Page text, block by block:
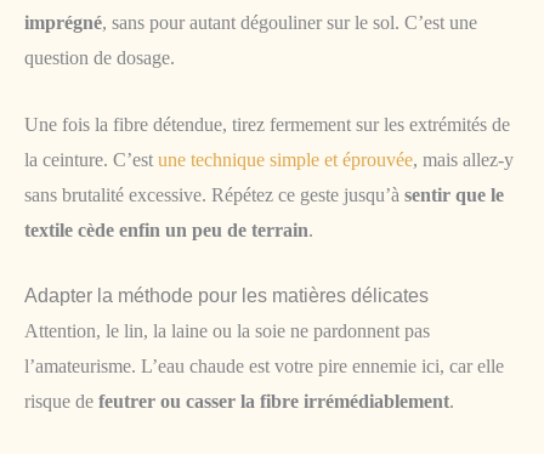
imprégné, sans pour autant dégouliner sur le sol. C’est une
question de dosage.
Une fois la fibre détendue, tirez fermement sur les extrémités de
la ceinture. C’est une technique simple et éprouvée, mais allez-y
sans brutalité excessive. Répétez ce geste jusqu’à sentir que le
textile cède enfin un peu de terrain.
Adapter la méthode pour les matières délicates
Attention, le lin, la laine ou la soie ne pardonnent pas
l’amateurisme. L’eau chaude est votre pire ennemie ici, car elle
risque de feutrer ou casser la fibre irrémédiablement.